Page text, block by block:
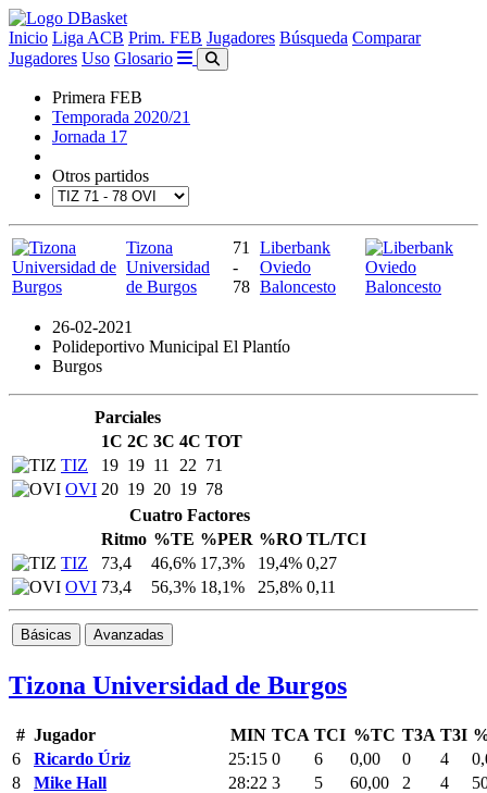
Inicio Liga ACB Prim. FEB Jugadores Búsqueda Comparar
Jugadores Uso Glosario
Primera FEB
Temporada 2020/21
Jornada 17
Otros partidos
Tizona
Universidad
de Burgos
71
-
78
Liberbank
Oviedo
Baloncesto
26-02-2021
Polideportivo Municipal El Plantío
Burgos
Parciales
1C 2C 3C 4C TOT
TIZ
19 19 11 22 71
OVI 20 19 20 19 78
Cuatro Factores
Ritmo %TE %PER %RO TL/TCI
TIZ
73,4 46,6% 17,3% 19,4% 0,27
OVI 73,4 56,3% 18,1% 25,8% 0,11
Básicas Avanzadas
Tizona Universidad de Burgos
# Jugador MIN TCA TCI %TC T3A T3I
6
Ricardo Úriz 25:15 0 6 0,00 0 4
8
Mike Hall 28:22 3 5 60,00 2 4